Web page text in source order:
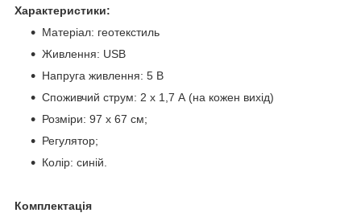
Характеристики:
Матеріал: геотекстиль
Живлення: USB
Напруга живлення: 5 В
Споживчий струм: 2 х 1,7 А (на кожен вихід)
Розміри: 97 х 67 см;
Регулятор;
Колір: синій.
Комплектація